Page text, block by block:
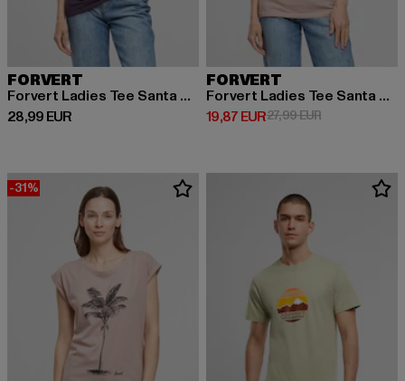
FORVERT
Forvert Ladies Tee Santa Maria
28,99 EUR
Derzeitiger Preis: 28,99 EUR
FORVERT
Forvert Ladies Tee Santa Maria
19,87 EUR
Derzeitiger Preis: 19,87 EUR
27,99 EURAktionspreis:
-31%